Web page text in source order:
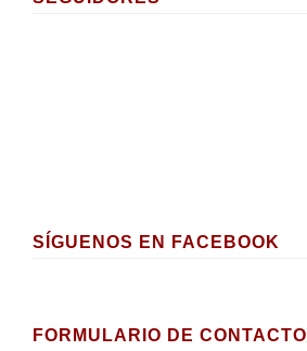
SÍGUENOS EN FACEBOOK
FORMULARIO DE CONTACTO